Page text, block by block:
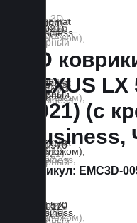
3D
LEXUS
2021) (с
Артикул: EMC3D-